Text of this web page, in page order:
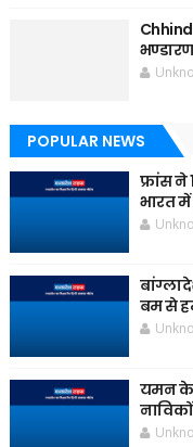
POPULAR NEWS
फ्रांस ने
भारत
बम से
यमन के